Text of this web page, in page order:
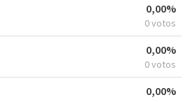
0,00%
0 votos
0,00%
0 votos
0,00%